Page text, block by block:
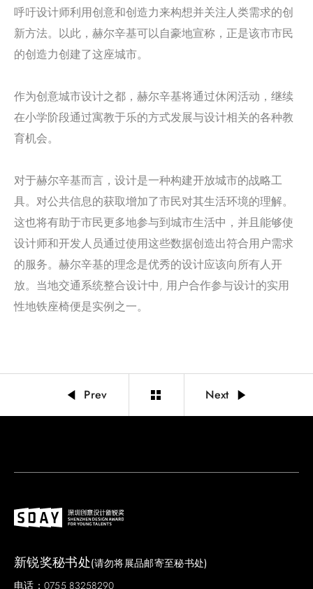
呼吁设计师利用创意和创造力来构想并关注人类需求的创
新方法。以此，赫尔辛基可以自豪地宣称，正是该市市民
的创造力创建了这座城市。
作为创意城市设计之都，赫尔辛基将通过休闲活动，继续
在小学阶段通过寓教于乐的方式发展与设计相关的各种教
育机会。
对于赫尔辛基而言，设计是一种构建开放城市的战略工
具。对公共信息的获取增加了市民对其生活环境的理解。
这也将有助于市民更多地参与到城市生活中，并且能够使
设计师和开发人员通过使用这些数据创造出符合用户需求
的服务。赫尔辛基的理念是优秀的设计应该向所有人开
放。当地交通系统整合设计中, 用户合作参与设计的实用
性地铁座椅便是实例之一。
Prev Next
新锐奖秘书处(请勿将展品邮寄至秘书处)
电话：0755 83258290